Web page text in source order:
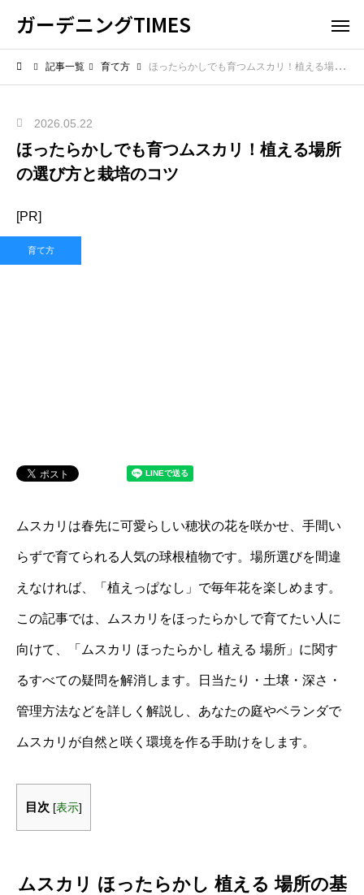
ガーデニングTIMES
記事一覧 育て方 ほったらかしでも育つムスカリ！植える場所の選び方と栽培のコツ
2026.05.22
ほったらかしでも育つムスカリ！植える場所
の選び方と栽培のコツ
[PR]
育て方
ムスカリは春先に可愛らしい穂状の花を咲かせ、手間い
らずで育てられる人気の球根植物です。場所選びを間違
えなければ、「植えっぱなし」で毎年花を楽しめます。
この記事では、ムスカリをほったらかしで育てたい人に
向けて、「ムスカリ ほったらかし 植える 場所」に関す
るすべての疑問を解消します。日当たり・土壌・深さ・
管理方法などを詳しく解説し、あなたの庭やベランダで
ムスカリが自然と咲く環境を作る手助けをします。
目次 [表示]
ムスカリ ほったらかし 植える 場所の基